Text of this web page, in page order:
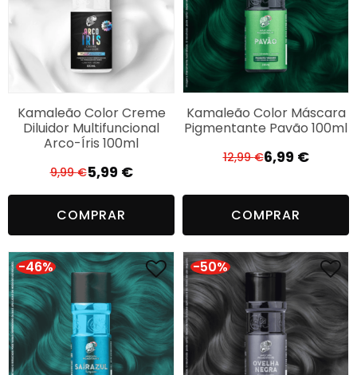
Kamaleão Color Creme
Diluidor Multifuncional
Arco-Íris 100ml
9,99€ O
preço
original
era:
9,99 €.
5,99 €
O
preço
atual
é:
5,99 €.
COMPRAR
Kamaleão Color Máscara
Pigmentante Pavão 100ml
12,99€O
era:
6,99 €
O
é:
COMPRAR
-46% -50%